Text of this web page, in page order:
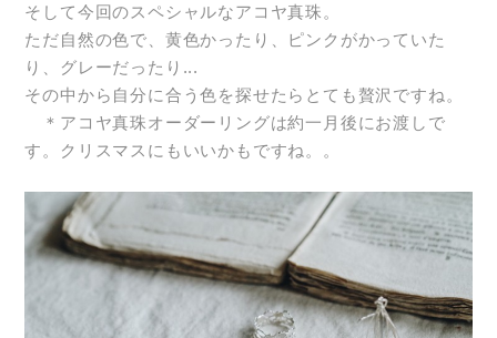
そして今回のスペシャルなアコヤ真珠。
ただ自然の色で、黄色かったり、ピンクがかっていた
り、グレーだったり...
その中から自分に合う色を探せたらとても贅沢ですね。
＊アコヤ真珠オーダーリングは約一月後にお渡しで
す。クリスマスにもいいかもですね。。